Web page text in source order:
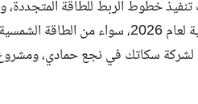
باور في بنبان الجديدة، ومشروع أوبليسك 2 لشركة